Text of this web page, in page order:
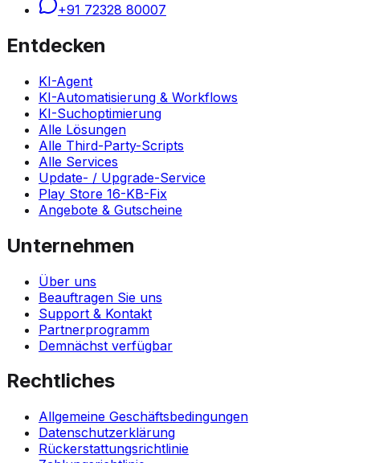
+91 72328 80007
Entdecken
KI-Agent
KI-Automatisierung & Workflows
KI-Suchoptimierung
Alle Lösungen
Alle Third-Party-Scripts
Alle Services
Update- / Upgrade-Service
Play Store 16-KB-Fix
Angebote & Gutscheine
Unternehmen
Über uns
Beauftragen Sie uns
Support & Kontakt
Partnerprogramm
Demnächst verfügbar
Rechtliches
Allgemeine Geschäftsbedingungen
Datenschutzerklärung
Rückerstattungsrichtlinie